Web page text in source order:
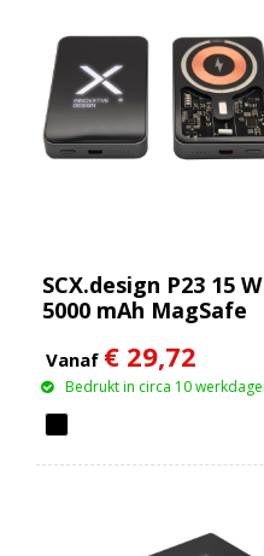
SCX.design P23 15 W
5000 mAh MagSafe
Vanaf € 29,72
Bedrukt in circa 10